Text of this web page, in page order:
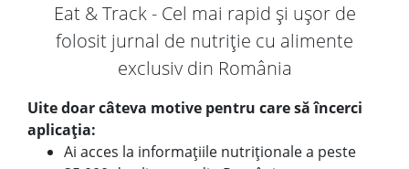
Eat & Track - Cel mai rapid și ușor de
folosit jurnal de nutriție cu alimente
exclusiv din România
Uite doar câteva motive pentru care să încerci
aplicația:
Ai acces la informațiile nutriționale a peste